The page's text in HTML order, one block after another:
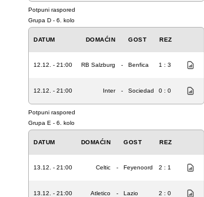
Potpuni raspored
Grupa D - 6. kolo
DATUM DOMAĆIN GOST REZ
12.12. - 21:00 RB Salzburg - Benfica 1 : 3
12.12. - 21:00 Inter - Sociedad 0 : 0
Potpuni raspored
Grupa E - 6. kolo
DATUM DOMAĆIN GOST REZ
13.12. - 21:00 Celtic - Feyenoord 2 : 1
13.12. - 21:00 Atletico - Lazio 2 : 0